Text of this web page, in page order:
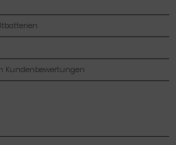
Kundenbewertungen